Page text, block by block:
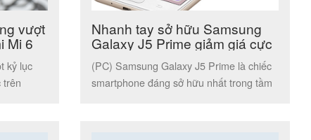
vượt
Mi 6
kỷ lục
trên
Nhanh tay sở hữu Samsung
Galaxy J5 Prime giảm giá cực
mạnh
(PC) Samsung Galaxy J5 Prime là chiếc
smartphone đáng sở hữu nhất trong tầm